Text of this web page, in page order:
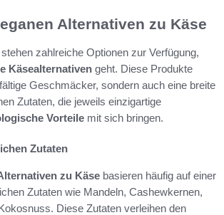
Alternativen zu Käse
zahlreiche Optionen zur Verfügung,
Käsealternativen geht. Diese Produkte
Geschmäcker, sondern auch eine breite
Zutaten, die jeweils einzigartige
Vorteile mit sich bringen.
Zutaten
zu Käse basieren häufig auf einer
Zutaten wie Mandeln, Cashewkernen,
Diese Zutaten verleihen den